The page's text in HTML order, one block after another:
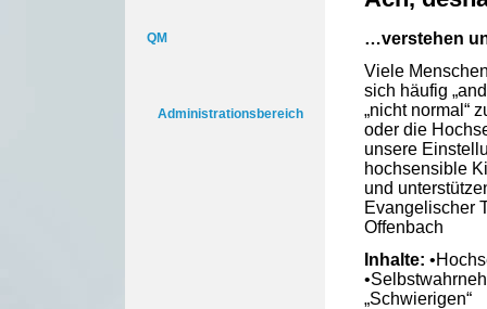
QM
Administrationsbereich
…verstehen
Viele
sich häufig
„nicht normal“
oder die
unsere
hochsensible
und
Evangelischer
Offenbach
Inhalte:
„Schwierigen“